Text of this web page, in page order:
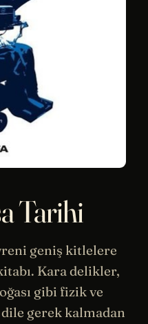
Tarihi
geniş kitlelere
Kara delikler,
gibi fizikve
gerek kalmadan